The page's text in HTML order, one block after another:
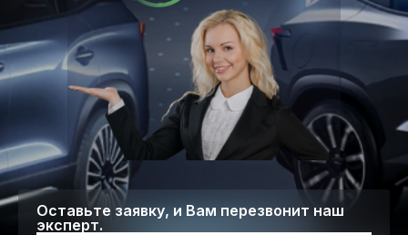
Оставьте заявку, и Вам перезвонит наш
эксперт.